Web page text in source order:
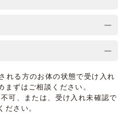
る方のお体の状態で受け入れ
まずはご相談ください。
可、または、受け入れ未確認で
ださい。